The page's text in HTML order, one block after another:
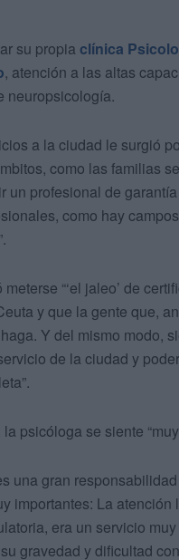
su propia clínica
, atención a las altas
neuropsicología.
a la ciudad le surgió
como las familias
un profesional de
como hay
“‘el jaleo’ de
y que la gente que,
Y del mismo modo,
de la ciudad y
psicóloga se siente
una gran
importantes: La
era un servicio
gravedad y dificultad